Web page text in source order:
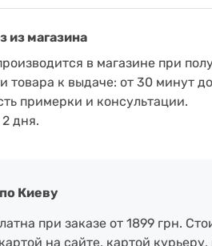
из магазина
в магазине при
товара к выдаче: от 30 минут
примерки и консультации.
дня.
Киеву
при заказе от 1899 грн.
на сайте, картой